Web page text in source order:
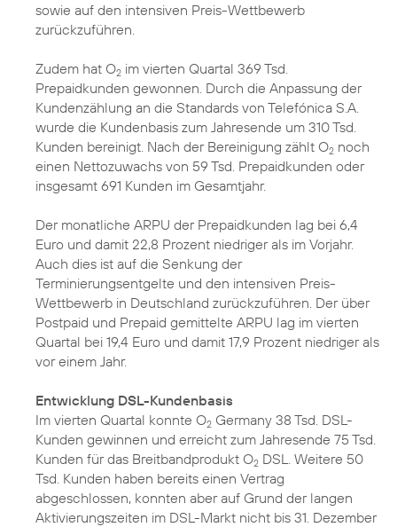
sowie auf den intensiven Preis-Wettbewerb
zurückzuführen.
Zudem hat O2 im vierten Quartal 369 Tsd.
Prepaidkunden gewonnen. Durch die Anpassung der
Kundenzählung an die Standards von Telefónica S.A.
wurde die Kundenbasis zum Jahresende um 310 Tsd.
Kunden bereinigt. Nach der Bereinigung zählt O2 noch
einen Nettozuwachs von 59 Tsd. Prepaidkunden oder
insgesamt 691 Kunden im Gesamtjahr.
Der monatliche ARPU der Prepaidkunden lag bei 6,4
Euro und damit 22,8 Prozent niedriger als im Vorjahr.
Auch dies ist auf die Senkung der
Terminierungsentgelte und den intensiven Preis-
Wettbewerb in Deutschland zurückzuführen. Der über
Postpaid und Prepaid gemittelte ARPU lag im vierten
Quartal bei 19,4 Euro und damit 17,9 Prozent niedriger als
vor einem Jahr.
Entwicklung DSL-Kundenbasis
Im vierten Quartal konnte O2 Germany 38 Tsd. DSL-
Kunden gewinnen und erreicht zum Jahresende 75 Tsd.
Kunden für das Breitbandprodukt O2 DSL. Weitere 50
Tsd. Kunden haben bereits einen Vertrag
abgeschlossen, konnten aber auf Grund der langen
Aktivierungszeiten im DSL-Markt nicht bis 31. Dezember